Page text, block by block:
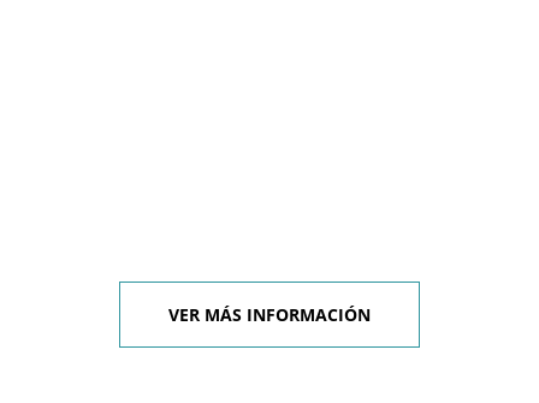
VER MÁS INFORMACIÓN